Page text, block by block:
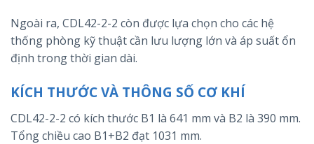
Ngoài ra, CDL42-2-2 còn được lựa chọn cho các hệ
thống phòng kỹ thuật cần lưu lượng lớn và áp suất ổn
định trong thời gian dài.
KÍCH THƯỚC VÀ THÔNG SỐ CƠ KHÍ
CDL42-2-2 có kích thước B1 là 641 mm và B2 là 390 mm.
Tổng chiều cao B1+B2 đạt 1031 mm.